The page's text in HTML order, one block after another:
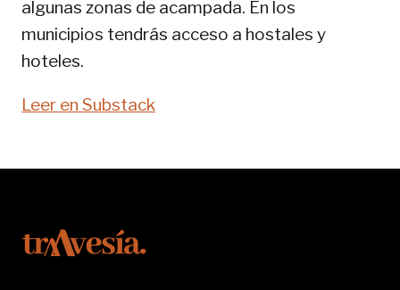
algunas zonas de acampada. En los
municipios tendrás acceso a hostales y
hoteles.
Leer en Substack